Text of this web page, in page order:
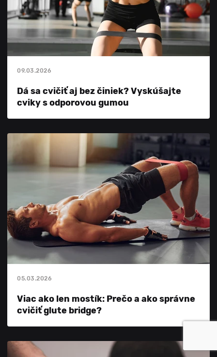
09.03.2026
Dá sa cvičiť aj bez činiek? Vyskúšajte
cviky s odporovou gumou
05.03.2026
Viac ako len mostík: Prečo a ako správne
cvičiť glute bridge?